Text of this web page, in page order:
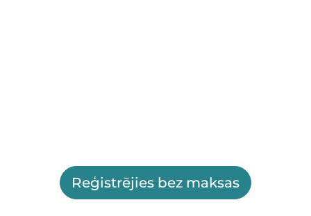
Reģistrējies bez maksas